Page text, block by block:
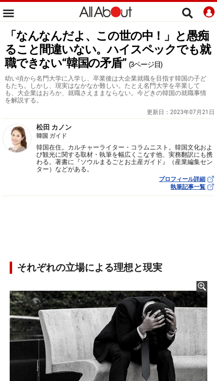
「なんなんだよ、この世の中！」と愚痴
ること間違いない。ハイスペックでも就
職できない“韓国の矛盾” (3ページ目)
幼い頃から名門大学に入学し、卒業後は大企業就職を目指す韓国の子ど
もたち。しかし、現実はなかなか難しい。たとえ名門大学を卒業して
も、大企業はおろか、就職さえままならない。今どきの韓国の就職事情
を解説する。
更新日： 2023年07月21日
松田 カノン
韓国 ガイド
韓国在住。カルチャーライター・コラムニスト。韓国文化およ
び観光に関する取材・執筆を幅広くこなす他、実務翻訳にも携
わる。著書に『ソウルまるごとお土産ガイド』（産業編集セン
ター）などがある。
プロフィール詳細
執筆記事一覧
それぞれの立場による理想と現実